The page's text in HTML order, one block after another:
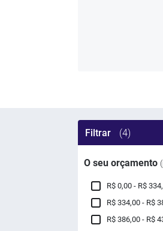
Filtrar (4)
O seu orçamento
R$ 0,00 - R$
R$ 334,00 - R$
R$ 386,00 - R$